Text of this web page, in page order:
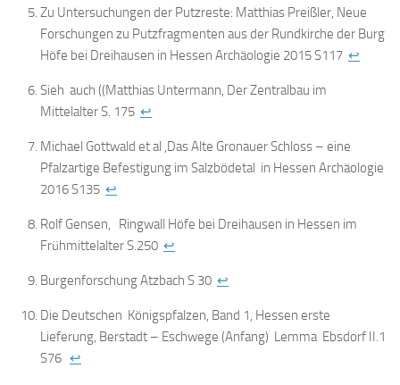
Zu Untersuchungen der Putzreste: Matthias Preißler, Neue
Forschungen zu Putzfragmenten aus der Rundkirche der Burg
Höfe bei Dreihausen in Hessen Archäologie 2015 S117 ↩
Sieh auch ((Matthias Untermann, Der Zentralbau im
Mittelalter S. 175 ↩
Michael Gottwald et al ,Das Alte Gronauer Schloss – eine
Pfalzartige Befestigung im Salzbödetal in Hessen Archäologie
2016 S135 ↩
Rolf Gensen, Ringwall Höfe bei Dreihausen in Hessen im
Frühmittelalter S.250 ↩
Burgenforschung Atzbach S 30 ↩
Die Deutschen Königspfalzen, Band 1, Hessen erste
Lieferung, Berstadt – Eschwege (Anfang) Lemma Ebsdorf II.1
S76 ↩